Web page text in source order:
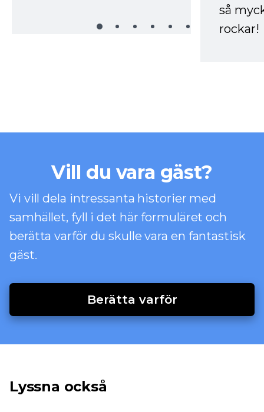
så
rockar!
Vill du vara gäst?
Vi vill dela intressanta historier med
samhället, fyll i det här formuläret och
berätta varför du skulle vara en fantastisk
gäst.
Berätta varför
Lyssna också